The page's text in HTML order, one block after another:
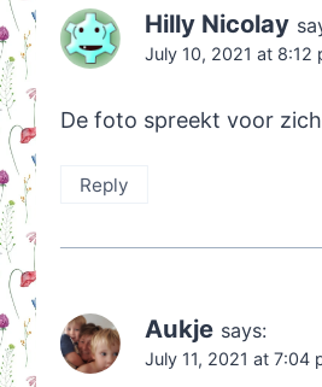
Hilly Nicolay
July 10, 2021 at 8:12
De foto spreekt voor
Reply
Aukje says:
July 11, 2021 at 7:04